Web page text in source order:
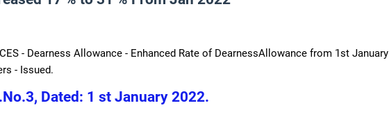
- Dearness Allowance - Enhanced Rate of DearnessAllowance from 1st January
- Issued.
Dated: 1 st January 2022.